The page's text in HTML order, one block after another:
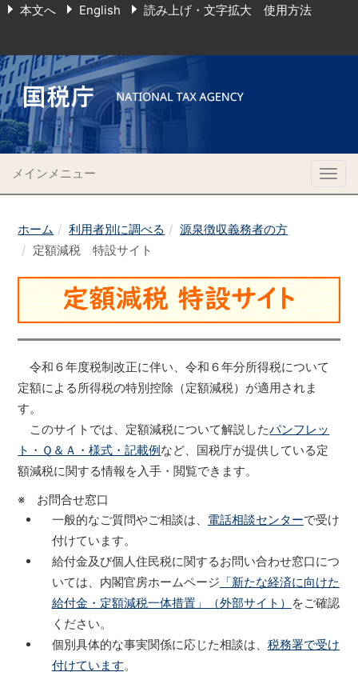
本文へ English 読み上げ・文字拡大 使用方法
メインメニュー
ホーム 利用者別に調べる
源泉徴収義務者の方
定額減税 特設サイト
令和６年度税制改正に伴い、令和６年分所得税について
定額による所得税の特別控除（定額減税）が適用されま
す。
このサイトでは、定額減税について解説したパンフレッ
ト・Ｑ＆Ａ・様式・記載例など、国税庁が提供している定
額減税に関する情報を入手・閲覧できます。
※ お問合せ窓口
一般的なご質問やご相談は、 電話相談センターで受け
付けています。
給付金及び個人住民税に関するお問い合わせ窓口につ
いては、内閣官房ホームページ 「新たな経済に向けた
給付金・定額減税一体措置」（外部サイト） をご確認
ください。
個別具体的な事実関係に応じた相談は、 税務署で受け
付けています。